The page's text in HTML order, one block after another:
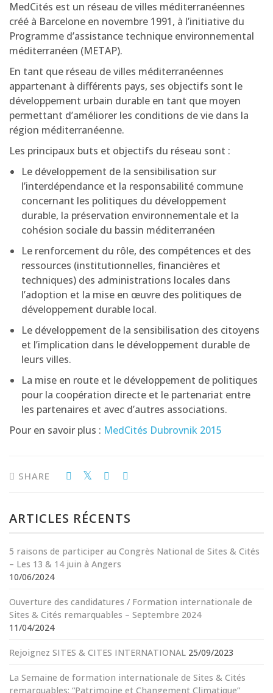
MedCités est un réseau de villes méditerranéennes
créé à Barcelone en novembre 1991, à l’initiative du
Programme d’assistance technique environnemental
méditerranéen (METAP).
En tant que réseau de villes méditerranéennes
appartenant à différents pays, ses objectifs sont le
développement urbain durable en tant que moyen
permettant d’améliorer les conditions de vie dans la
région méditerranéenne.
Les principaux buts et objectifs du réseau sont :
Le développement de la sensibilisation sur
l’interdépendance et la responsabilité commune
concernant les politiques du développement
durable, la préservation environnementale et la
cohésion sociale du bassin méditerranéen
Le renforcement du rôle, des compétences et des
ressources (institutionnelles, financières et
techniques) des administrations locales dans
l’adoption et la mise en œuvre des politiques de
développement durable local.
Le développement de la sensibilisation des citoyens
et l’implication dans le développement durable de
leurs villes.
La mise en route et le développement de politiques
pour la coopération directe et le partenariat entre
les partenaires et avec d’autres associations.
Pour en savoir plus : MedCités Dubrovnik 2015
SHARE
ARTICLES RÉCENTS
5 raisons de participer au Congrès National de Sites & Cités
– Les 13 & 14 juin à Angers
10/06/2024
Ouverture des candidatures / Formation internationale de
Sites & Cités remarquables – Septembre 2024
11/04/2024
Rejoignez SITES & CITES INTERNATIONAL 25/09/2023
La Semaine de formation internationale de Sites & Cités
remarquables: “Patrimoine et Changement Climatique”